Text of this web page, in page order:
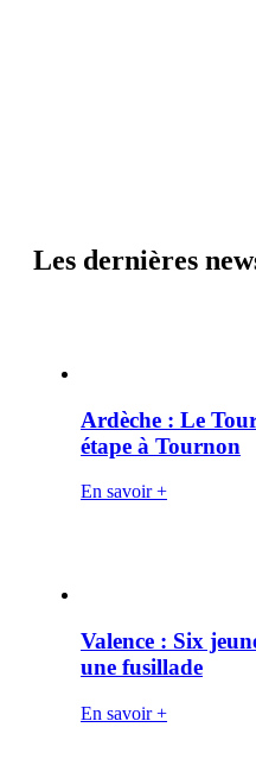
Les dernières
Ardèche : Le
étape à Tournon
En savoir +
Valence : Six
une fusillade
En savoir +